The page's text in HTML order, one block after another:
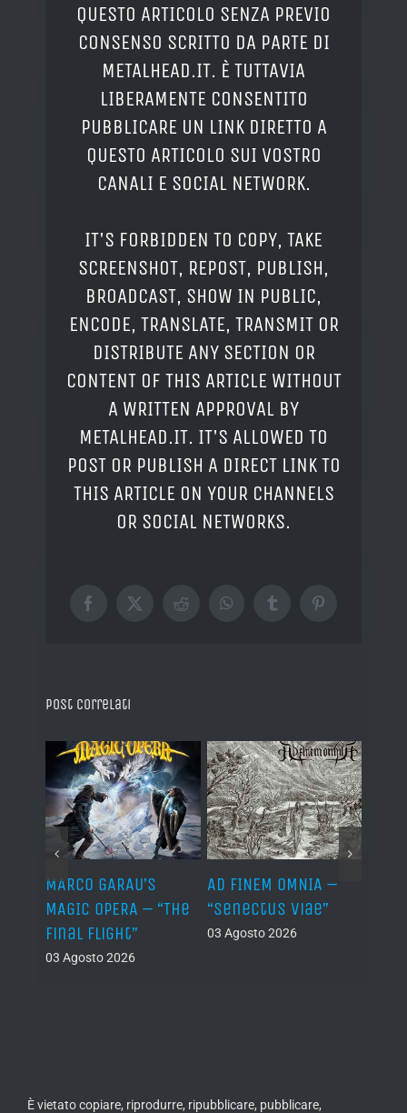
QUESTO ARTICOLO SENZA PREVIO
CONSENSO SCRITTO DA PARTE DI
METALHEAD.IT. È TUTTAVIA
LIBERAMENTE CONSENTITO
PUBBLICARE UN LINK DIRETTO A
QUESTO ARTICOLO SUI VOSTRO
CANALI E SOCIAL NETWORK.
IT'S FORBIDDEN TO COPY, TAKE
SCREENSHOT, REPOST, PUBLISH,
BROADCAST, SHOW IN PUBLIC,
ENCODE, TRANSLATE, TRANSMIT OR
DISTRIBUTE ANY SECTION OR
CONTENT OF THIS ARTICLE WITHOUT
A WRITTEN APPROVAL BY
METALHEAD.IT. IT'S ALLOWED TO
POST OR PUBLISH A DIRECT LINK TO
THIS ARTICLE ON YOUR CHANNELS
OR SOCIAL NETWORKS.
Facebook
X RedditWhatsAppTumblrPinterest
Post correlati
MARCO GARAU’S
MAGIC OPERA – “The
Final Flight”
03 Agosto 2026
AD FINEM OMNIA –
“Senectus Viae”
03 Agosto 2026
È vietato copiare, riprodurre, ripubblicare, pubblicare,